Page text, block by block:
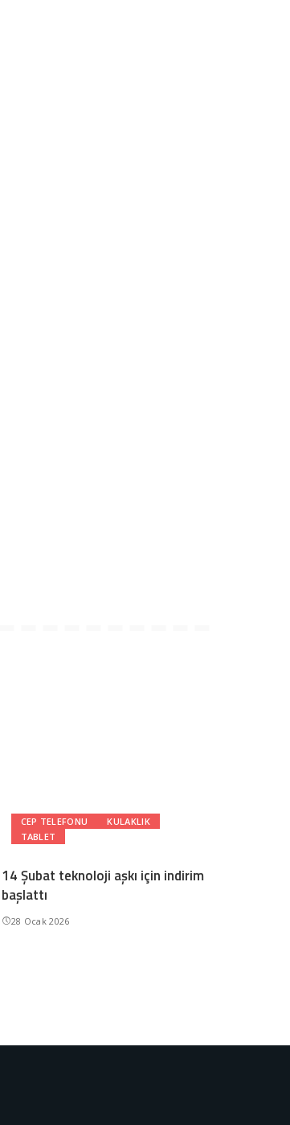
CEP TELEFONU
KULAKLIK
TABLET
14 Şubat teknoloji aşkı için indirim
başlattı
28 Ocak 2026